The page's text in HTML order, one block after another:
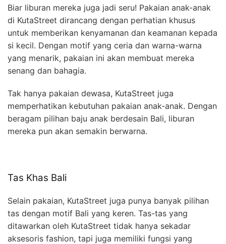
Biar liburan mereka juga jadi seru! Pakaian anak-anak
di KutaStreet dirancang dengan perhatian khusus
untuk memberikan kenyamanan dan keamanan kepada
si kecil. Dengan motif yang ceria dan warna-warna
yang menarik, pakaian ini akan membuat mereka
senang dan bahagia.
Tak hanya pakaian dewasa, KutaStreet juga
memperhatikan kebutuhan pakaian anak-anak. Dengan
beragam pilihan baju anak berdesain Bali, liburan
mereka pun akan semakin berwarna.
Tas Khas Bali
Selain pakaian, KutaStreet juga punya banyak pilihan
tas dengan motif Bali yang keren. Tas-tas yang
ditawarkan oleh KutaStreet tidak hanya sekadar
aksesoris fashion, tapi juga memiliki fungsi yang